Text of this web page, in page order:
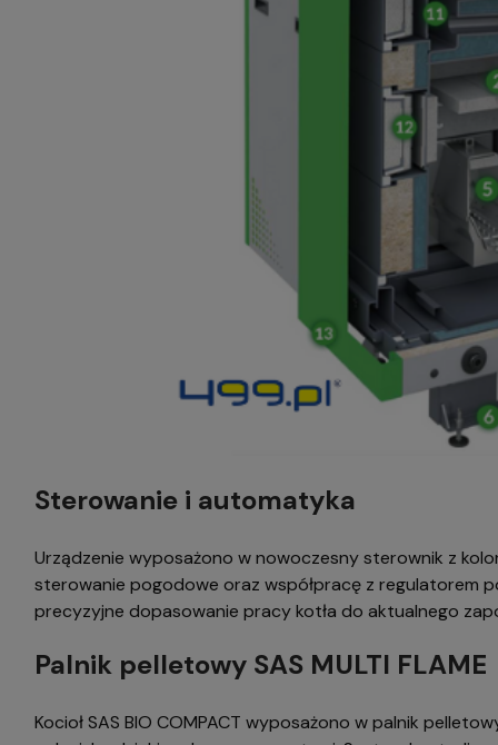
Sterowanie i automatyka
Urządzenie wyposażono w nowoczesny sterownik z
sterowanie pogodowe oraz współpracę z regulatorem
precyzyjne dopasowanie pracy kotła do aktualnego
Palnik pelletowy SAS MULTI FLAME
Kocioł SAS BIO COMPACT wyposażono w palnik